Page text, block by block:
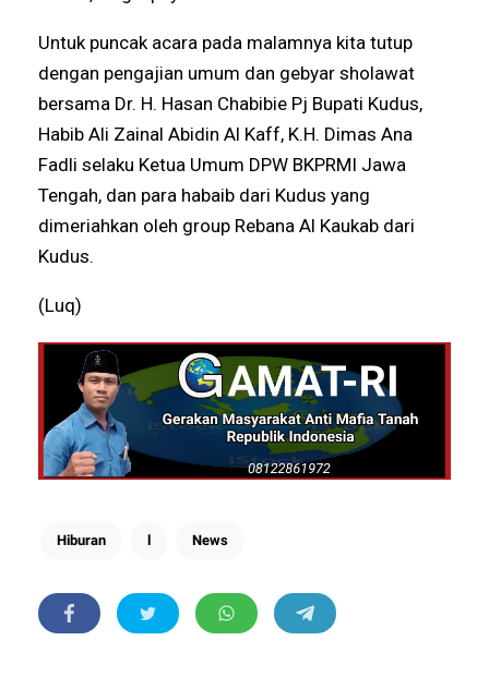
Untuk puncak acara pada malamnya kita tutup
dengan pengajian umum dan gebyar sholawat
bersama Dr. H. Hasan Chabibie Pj Bupati Kudus,
Habib Ali Zainal Abidin Al Kaff, K.H. Dimas Ana
Fadli selaku Ketua Umum DPW BKPRMI Jawa
Tengah, dan para habaib dari Kudus yang
dimeriahkan oleh group Rebana Al Kaukab dari
Kudus.
(Luq)
Hiburan l News